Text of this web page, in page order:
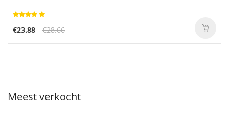
€23.88 €28.66
Meest verkocht